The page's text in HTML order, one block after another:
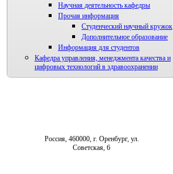
Научная деятельность кафедры
Аспиранты
Прочая информация
Студенческий научный кружок
Дополнительное образование
Информация для студентов
Кафедра управления, менеджмента качества и
цифровых технологий в здравоохранении
Россия, 460000, г. Оренбург, ул.
Советская, 6